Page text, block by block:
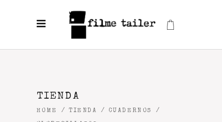
TIENDA
HOME / TIENDA / CUADERNOS /